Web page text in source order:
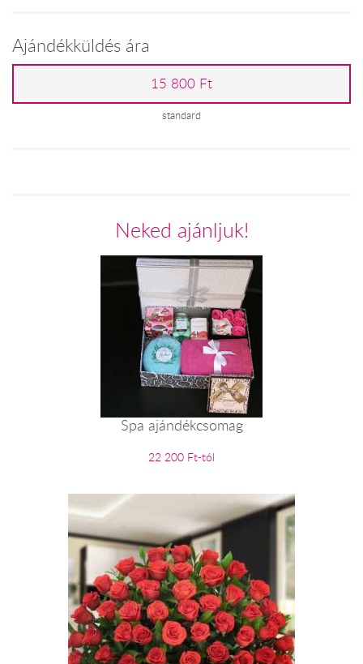
Ajándékküldés ára
15 800 Ft
standard
Neked ajánljuk!
Spa ajándékcsomag
22 200 Ft-tól